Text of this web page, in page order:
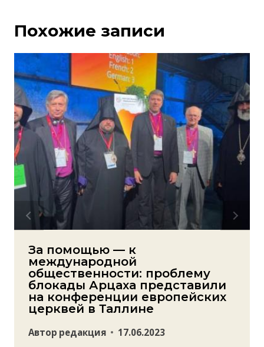
Похожие записи
За помощью — к
международной
общественности: проблему
блокады Арцаха представили
на конференции европейских
церквей в Таллине
Автор редакция 17.06.2023